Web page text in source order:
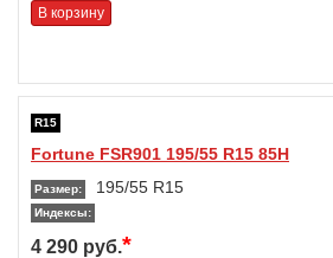
В корзину
R15
Fortune FSR901 195/55 R15 85H
Размер: 195/55 R15
Индексы:
4 290 руб.*